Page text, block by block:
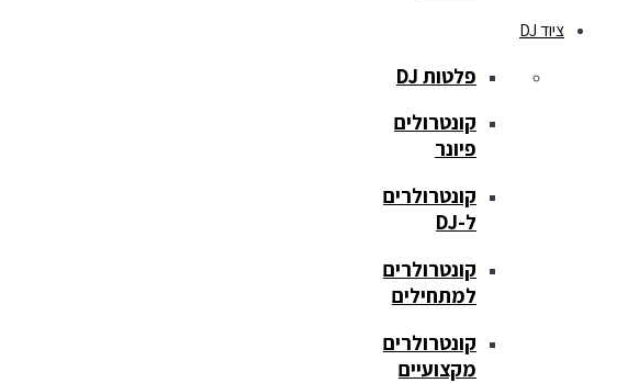
ציוד DJ
פלטות DJ
קונטרולים
פיונר
קונטרולרים
ל-DJ
קונטרולרים
למתחילים
קונטרולרים
מקצועיים